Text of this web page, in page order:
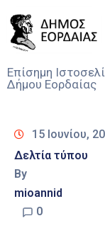
Επίσημη
Δήμου Εορδαίας
Νέα
Υπηρεσίες
Του
Δήμου
15 Ιουνίου,
Δελτία τύπου
By
mioannid
0